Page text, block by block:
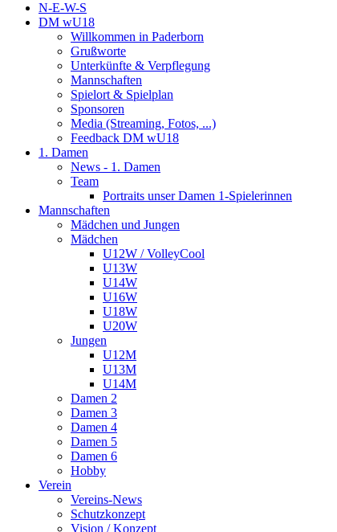
N-E-W-S
DM wU18
Willkommen in Paderborn
Grußworte
Unterkünfte & Verpflegung
Mannschaften
Spielort & Spielplan
Sponsoren
Media (Streaming, Fotos, ...)
Feedback DM wU18
1. Damen
News - 1. Damen
Team
Portraits unser Damen 1-Spielerinnen
Mannschaften
Mädchen und Jungen
Mädchen
U12W / VolleyCool
U13W
U14W
U16W
U18W
U20W
Jungen
U12M
U13M
U14M
Damen 2
Damen 3
Damen 4
Damen 5
Damen 6
Hobby
Verein
Vereins-News
Schutzkonzept
Vision / Konzept